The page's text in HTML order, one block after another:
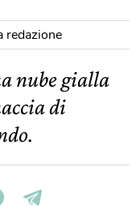
redazione
nube gialla
di